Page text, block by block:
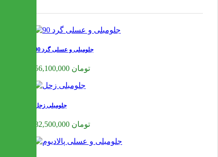
جلومبلی و عسلی گرد 90
56,100,000 تومان
جلومبلی زحل
82,500,000 تومان